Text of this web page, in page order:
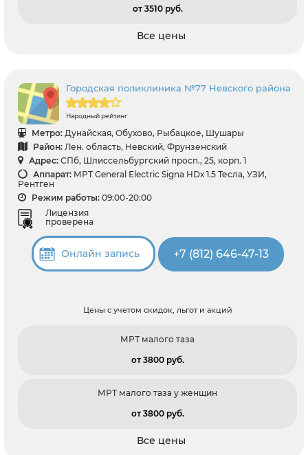
от 3510 pуб.
Все цены
Городская поликлиника №77 Невского района
Народный рейтинг
Метро: Дунайская, Обухово, Рыбацкое, Шушары
Район: Лен. область, Невский, Фрунзенский
Адрес: СПб, Шлиссельбургский просп., 25, корп. 1
Аппарат: МРТ General Electric Signa HDх 1.5 Тесла, УЗИ,
Рентген
Режим работы: 09:00-20:00
Лицензия
проверена
Онлайн запись +7 (812) 646-47-13
Цены с учетом скидок, льгот и акций
МРТ малого таза
от 3800 pуб.
МРТ малого таза у женщин
от 3800 pуб.
Все цены